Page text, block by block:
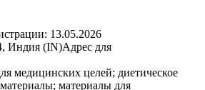
13.05.2026
Индия (IN)Адрес для
помады медицинские; порошок из шпанских мушек; порошок пиретрума; пояса для гигиенических женских прокладок; препараты антидиуретические; препараты бактериальные для медицинских и ветеринарных целей; препараты бактериологические для медицинских или ветеринарных целей; препараты бальзамические для медицинских целей; препараты белковые для медицинских целей; препараты биологические для ветеринарных целей; препараты биологические для медицинских целей; препараты ветеринарные; препараты висмута для фармацевтических целей; препараты витаминные; препараты диагностические для ветеринарных целей; препараты диагностические для медицинских целей; препараты для ванн для медицинских целей; препараты для ванн лечебные; препараты для лечения геморроя; препараты для лечения костных мозолей; препараты для лечения угрей; препараты для облегчения прорезывания зубов; препараты для обработки ожогов; препараты для окуривания медицинские; препараты для органотерапии; препараты для очистки воздуха; препараты для промывания глаз; препараты для расширения бронхов; препараты для снижения половой активности; препараты для стерилизации; препараты для стерилизации почвы; препараты для удаления мозолей; препараты для удаления перхоти фармацевтические; препараты для уничтожения вредных растений; препараты для уничтожения домовых грибов; препараты для уничтожения личинок насекомых; препараты для уничтожения мух; препараты для уничтожения мышей; препараты для уничтожения наземных моллюсков; препараты для уничтожения паразитов; препараты для ухода за кожей фармацевтические; препараты для чистки контактных линз; препараты из микроорганизмов для медицинских или ветеринарных целей; препараты известковые фармацевтические; препараты медицинские для роста волос; препараты опиумные; препараты противоспоровые; препараты с алоэ вера для фармацевтических целей; препараты с микроэлементами для человека или животных; препараты сульфамидные [лекарственные препараты]; препараты фармацевтические; препараты фармацевтические для лечения солнечных ожогов; препараты ферментативные для ветеринарных целей; препараты ферментативные для медицинских целей; препараты химико-фармацевтические; препараты химические для ветеринарных целей; препараты химические для диагностики беременности; препараты химические для медицинских целей; препараты химические для обработки злаков, пораженных головней; препараты химические для обработки пораженного винограда; препараты химические для обработки против милдью; препараты химические для обработки против